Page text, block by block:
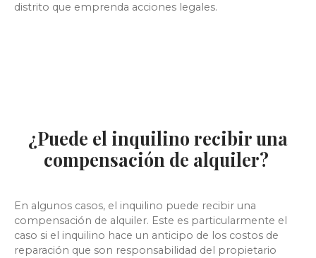
distrito que emprenda acciones legales.
¿Puede el inquilino recibir una
compensación de alquiler?
En algunos casos, el inquilino puede recibir una
compensación de alquiler. Este es particularmente el
caso si el inquilino hace un anticipo de los costos de
reparación que son responsabilidad del propietario